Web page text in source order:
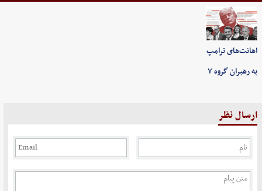
اهانت‌های ترامپ
به رهبران گروه ۷
ارسال نظر